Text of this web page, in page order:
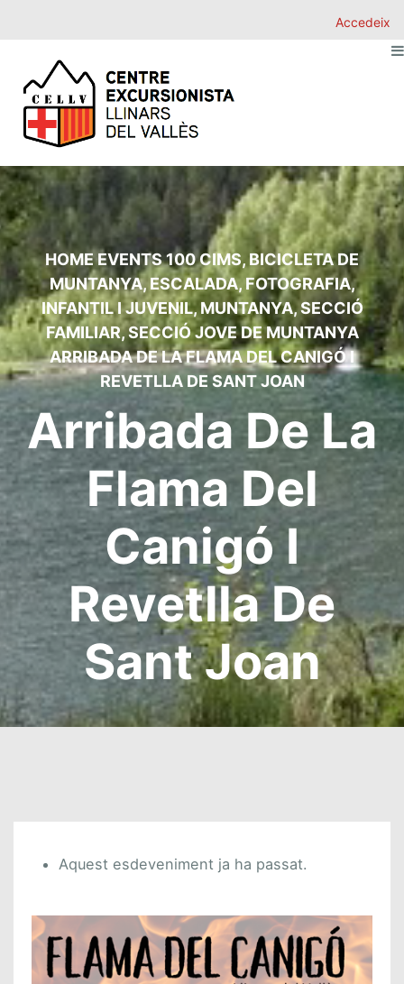
Accedeix
HOMEEVENTS100 CIMS,BICICLETA DE
MUNTANYA, ESCALADA, FOTOGRAFIA,
INFANTIL I JUVENIL, MUNTANYA,SECCIÓ
FAMILIAR,SECCIÓ JOVE DE MUNTANYA
ARRIBADA DE LA FLAMA DEL CANIGÓ I
REVETLLA DE SANT JOAN
Arribada De La
Flama Del
Canigó I
Revetlla De
Sant Joan
Aquest esdeveniment ja ha passat.